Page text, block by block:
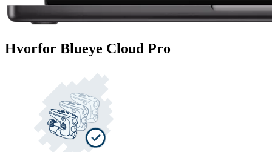
Hvorfor Blueye Cloud Pro